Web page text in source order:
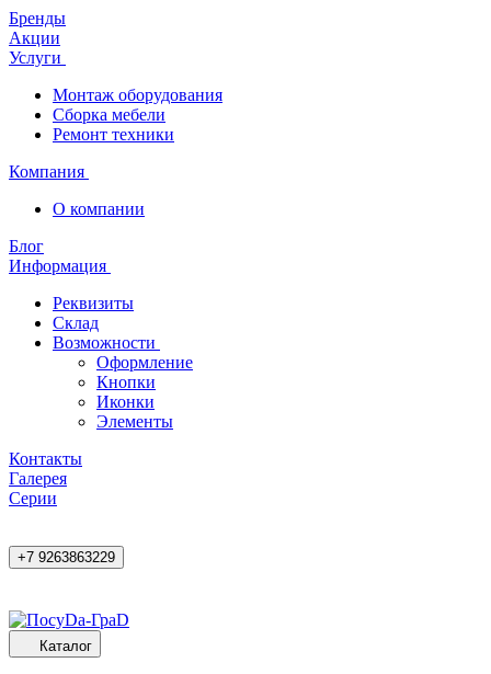
Бренды
Акции
Услуги
Монтаж оборудования
Сборка мебели
Ремонт техники
Компания
О компании
Блог
Информация
Реквизиты
Склад
Возможности
Оформление
Кнопки
Иконки
Элементы
Контакты
Галерея
Cерии
+7 9263863229
Каталог